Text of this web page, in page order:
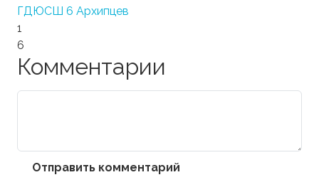
ГДЮСШ 6 Архипцев
1
6
Комментарии
Отправить комментарий